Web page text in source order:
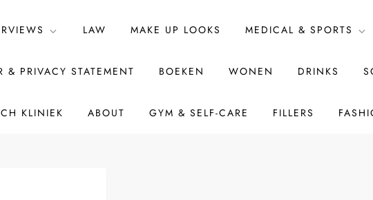
LAW MAKE UP LOOKS MEDICAL & SPORTS
PRIVACY STATEMENT BOEKEN WONEN DRINKS
KLINIEK ABOUT GYM & SELF-CARE FILLERS